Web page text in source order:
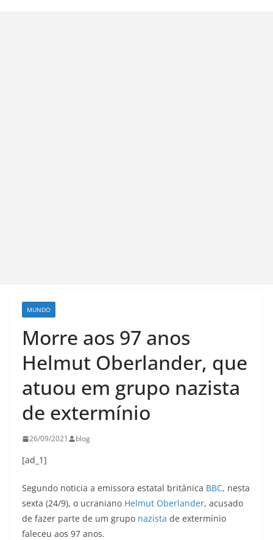
MUNDO
Morre aos 97 anos
Helmut Oberlander, que
atuou em grupo nazista
de extermínio
26/09/2021 blog
[ad_1]
Segundo noticia a emissora estatal britânica BBC, nesta
sexta (24/9), o ucraniano Helmut Oberlander, acusado
de fazer parte de um grupo nazista de extermínio
faleceu aos 97 anos.